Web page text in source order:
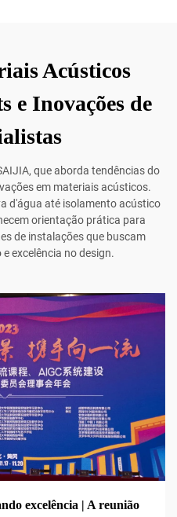
Acústicos
e Inovações de
que aborda tendências do
em materiais acústicos.
d'água até isolamento acústico
orientação prática para
de instalações que buscam
excelência no design.
excelência | A reunião